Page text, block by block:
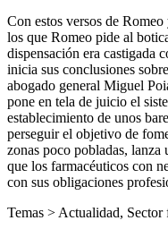
Con estos versos de
los que Romeo pide al
dispensación era castigada
inicia sus conclusiones
abogado general Miguel
pone en tela de juicio el
establecimiento de unos
perseguir el objetivo de
zonas poco pobladas, lanza
que los farmacéuticos con
con sus obligaciones
Temas > Actualidad, Sector